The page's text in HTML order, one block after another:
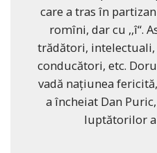
care a tras în
romîni, dar cu ,,î“.
trădători,
conducători, etc.
vadă națiunea
a încheiat Dan
luptătorilor